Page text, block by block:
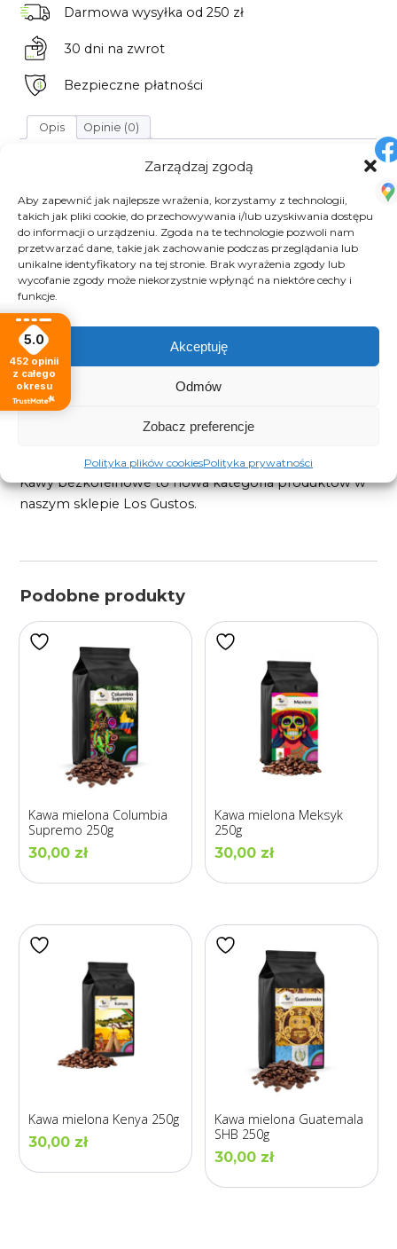
Zarządzaj zgodą
Aby zapewnić jak najlepsze wrażenia, korzystamy z technologii,
takich jak pliki cookie, do przechowywania i/lub uzyskiwania dostępu
do informacji o urządzeniu. Zgoda na te technologie pozwoli nam
przetwarzać dane, takie jak zachowanie podczas przeglądania lub
unikalne identyfikatory na tej stronie. Brak wyrażenia zgody lub
wycofanie zgody może niekorzystnie wpłynąć na niektóre cechy i
funkcje.
Akceptuję
Odmów
Zobacz preferencje
Polityka plików cookiesPolityka prywatności
Darmowa wysyłka od 250 zł
30 dni na zwrot
Bezpieczne płatności
Opis Opinie (0)
Kawa ziarnista Los Gustos Bezkofeinowa
Kolumbia Supremo Swiss Water
Kawa bezkofeinowa swoim smakiem i wyglądem nie
różni się od tradycyjnej kawy kofeinowej. Jedyną
podstawową różnicą jest po prostu brak kofeiny. Wiele
osób lubi pić kawę, ale z pewnych względów
zdrowotnych musi ograniczyć spożycie kofeiny. Jedną
z propozycji produktowej dostępnej w tej kategorii jest
kawa bezkofeinowa DECAFF Kolumbia Supremo
dedykowana do ekspresów ciśnieniowych. Ziarna
pozbawione są kofeiny w naturalnym wodnym
którego nie używa się w nim żadnych chemikaliów.
Kawy bezkofeinowe to nowa kategoria produktów w
naszym sklepie Los Gustos.
Podobne produkty
Kawa mielona Columbia
Supremo 250g
30,00 zł
Kawa mielona Meksyk
250g
30,00 zł
Kawa mielona Kenya 250g
30,00 zł
Kawa mielona Guatemala
SHB 250g
30,00 zł
5.0
452 opinii
z całego
okresu